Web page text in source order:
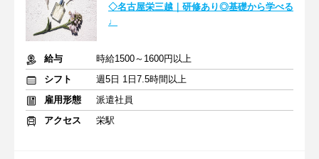
◇名古屋栄三越｜研修あり◎基礎から学べる
♩
給与
時給1500～1600円以上
シフト
週5日 1日7.5時間以上
雇用形態
派遣社員
アクセス
栄駅